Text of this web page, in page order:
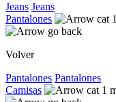
Jeans Jeans
Pantalones
Volver
Pantalones Pantalones
Camisas